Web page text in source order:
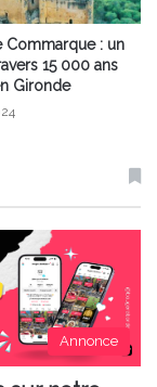
Commarque : un
15 000 ans
Gironde
Annonce